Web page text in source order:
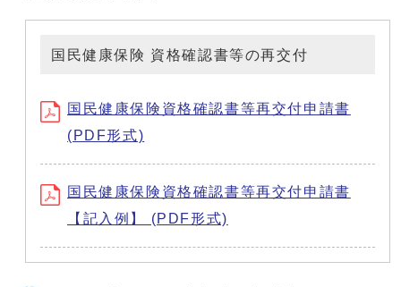
国民健康保険 資格確認書等の再交付
国民健康保険資格確認書等再交付申請書
(PDF形式)
国民健康保険資格確認書等再交付申請書
【記入例】 (PDF形式)